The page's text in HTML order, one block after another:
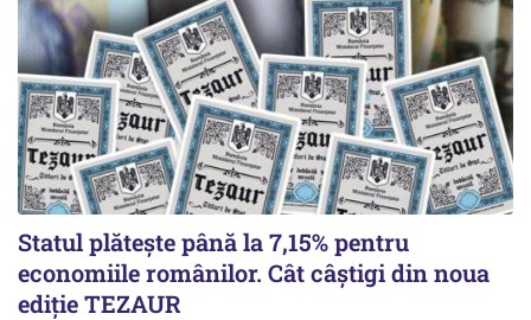
Statul plătește până la 7,15% pentru
economiile românilor. Cât câștigi din noua
ediție TEZAUR